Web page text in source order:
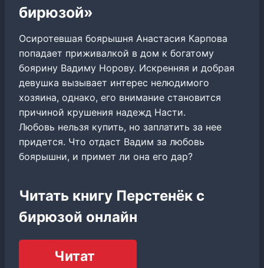
бирюзой»
Осиротевшая боярышня Анастасия Карпова
попадает приживалкой в дом к богатому
боярину Вадиму Норову. Искренняя и добрая
девушка вызывает интерес нелюдимого
хозяина, однако, его внимание становится
причиной крушения надежд Насти.
Любовь нельзя купить, но заплатить за нее
придется. Что отдаст Вадим за любовь
боярышни, и примет ли она его дар?
Читать книгу Перстенёк с
бирюзой онлайн
Читат